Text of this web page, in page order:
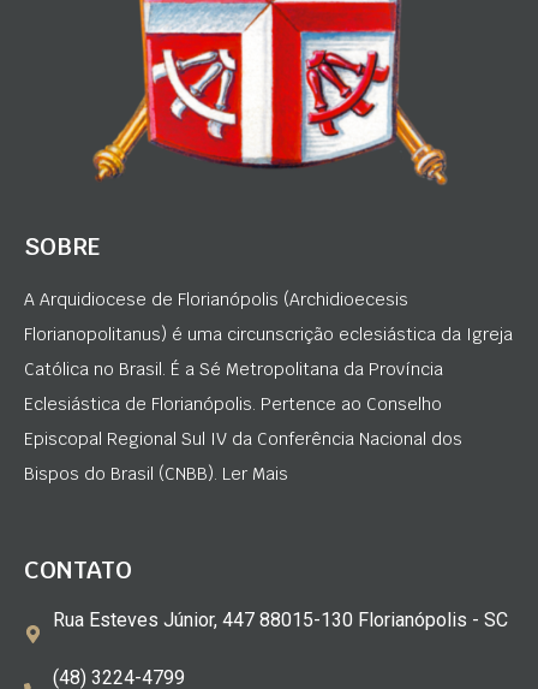
SOBRE
A Arquidiocese de Florianópolis (Archidioecesis
Florianopolitanus) é uma circunscrição eclesiástica da Igreja
Católica no Brasil. É a Sé Metropolitana da Província
Eclesiástica de Florianópolis. Pertence ao Conselho
Episcopal Regional Sul IV da Conferência Nacional dos
Bispos do Brasil (CNBB). Ler Mais
CONTATO
Rua Esteves Júnior, 447 88015-130 Florianópolis - SC
(48) 3224-4799